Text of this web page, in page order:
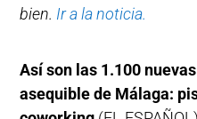
bien. Ir a la noticia.
Así son las 1.100
asequible de Málaga: